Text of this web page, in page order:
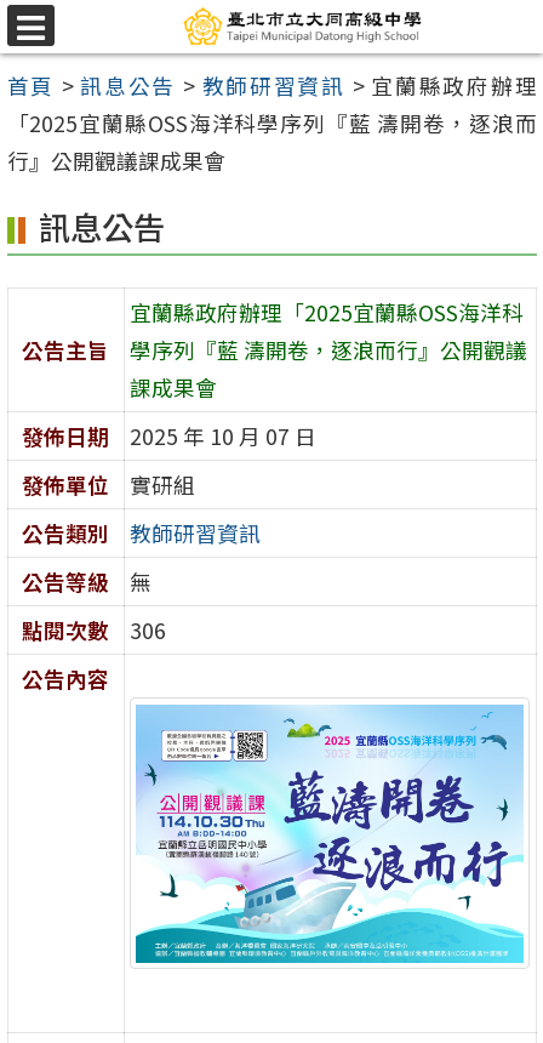
跳
至
主
內
區
選
單
首頁 >訊息公告 > 教師研習資訊 > 宜蘭縣政府辦理
「2025宜蘭縣OSS海洋科學序列『藍 濤開卷，逐浪而
行』公開觀議課成果會
訊息公告
公告主旨
宜蘭縣政府辦理「2025宜蘭縣OSS海洋科
學序列『藍 濤開卷，逐浪而行』公開觀議
課成果會
發佈日期
2025 年 10 月 07 日
發佈單位
實研組
公告類別
教師研習資訊
公告等級
無
點閱次數
306
公告內容